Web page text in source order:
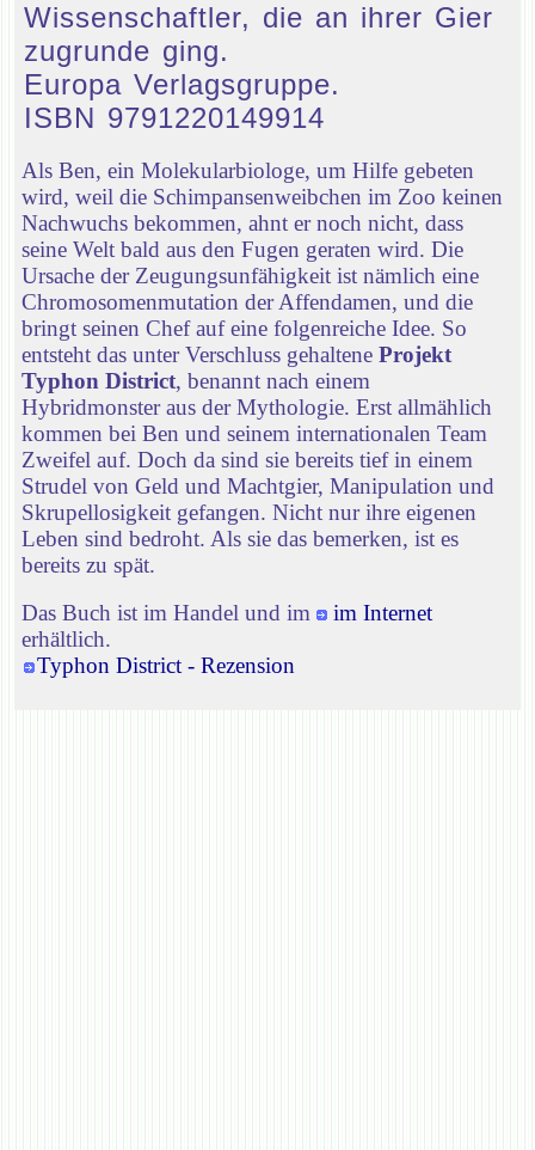
Wissenschaftler, die an ihrer Gier
zugrunde ging.
Europa Verlagsgruppe.
ISBN 9791220149914
Als Ben, ein Molekularbiologe, um Hilfe gebeten
wird, weil die Schimpansenweibchen im Zoo keinen
Nachwuchs bekommen, ahnt er noch nicht, dass
seine Welt bald aus den Fugen geraten wird. Die
Ursache der Zeugungsunfähigkeit ist nämlich eine
Chromosomenmutation der Affendamen, und die
bringt seinen Chef auf eine folgenreiche Idee. So
entsteht das unter Verschluss gehaltene Projekt
Typhon District, benannt nach einem
Hybridmonster aus der Mythologie. Erst allmählich
kommen bei Ben und seinem internationalen Team
Zweifel auf. Doch da sind sie bereits tief in einem
Strudel von Geld und Machtgier, Manipulation und
Skrupellosigkeit gefangen. Nicht nur ihre eigenen
Leben sind bedroht. Als sie das bemerken, ist es
bereits zu spät.
Das Buch ist im Handel und im
im Internet
erhältlich.
Typhon District - Rezension